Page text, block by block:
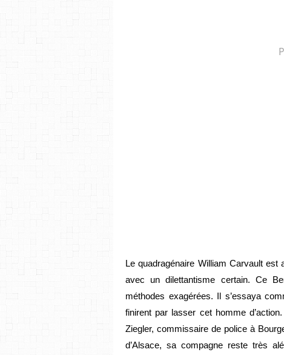
Le quadragénaire William Carvault est
avec un dilettantisme certain. Ce
méthodes exagérées. Il s’essaya
finirent par lasser cet homme
Ziegler, commissaire de police à
d’Alsace, sa compagne reste très